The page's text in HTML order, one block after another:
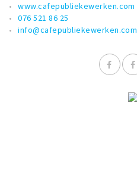
www.cafepubliekewerken.com
076 521 86 25
info@cafepubliekewerken.com